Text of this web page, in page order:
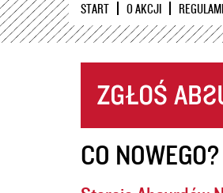
START O AKCJI
CO NOWEGO?